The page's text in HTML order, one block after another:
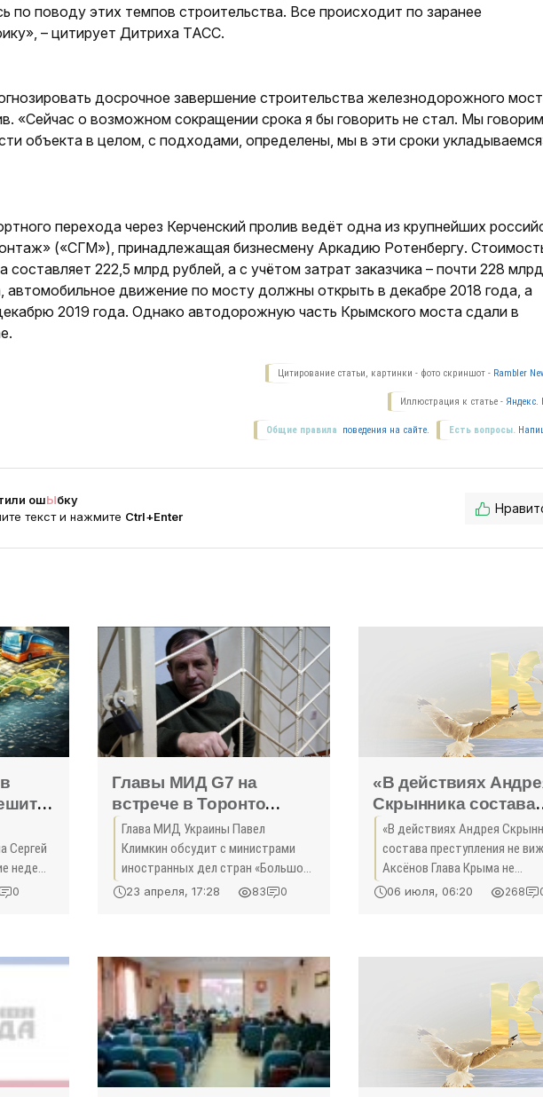
по поводу этих темпов строительства. Все происходит по заранее
– цитирует Дитриха ТАСС.
досрочное завершение строительства железнодорожного
«Сейчас о возможном сокращении срока я бы говорить не стал. Мы
объекта в целом, с подходами, определены, мы в эти сроки
перехода через Керченский пролив ведёт одна из крупнейших
(«СГМ»), принадлежащая бизнесмену Аркадию Ротенбергу.
составляет 222,5 млрд рублей, а с учётом затрат заказчика – почти 228
автомобильное движение по мосту должны открыть в декабре 2018 года, а
2019 года. Однако автодорожную часть Крымского моста сдали в
Цитирование статьи, картинки - фото скриншот - Rambler
Иллюстрация к статье - Яндекс.
Есть вопросы.
Общие правила поведения на сайте.
ошЫбку
текст и нажмите Ctrl+Enter
-
Сергей
недели
0
Главы МИД G7 на
встрече в Торонто
обсудят дело
Владимира Балуха –
Климкин - «Политика»
Глава МИД Украины Павел
Климкин обсудит с министрами
иностранных дел стран «Большой
семерки» (G7) вопрос
оккупированном
23 апреля, 17:28 83 0
«В действиях
Скрынника состава
преступления не
— Аксёнов -
«В действиях Андрея
состава преступления не
Аксёнов Глава Крыма не
собирается отстранять от
06 июля, 06:20 268